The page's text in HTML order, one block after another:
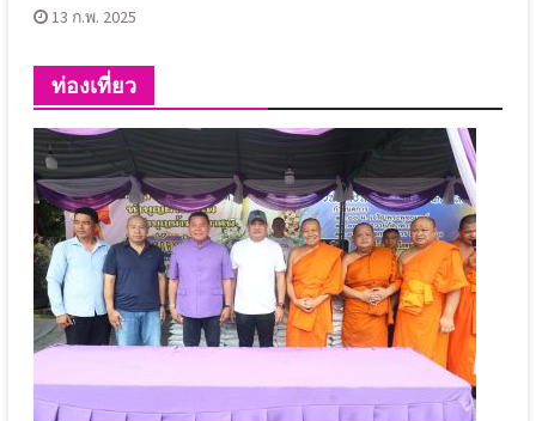
13 ก.พ. 2025
ท่องเที่ยว